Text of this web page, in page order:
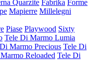
Quarzite Fabrika Forme
Mapierre Millelegni
Piase Playwood Sixty
Tele Di Marmo Lumia
Marmo Precious Tele Di
Reloaded Tele Di